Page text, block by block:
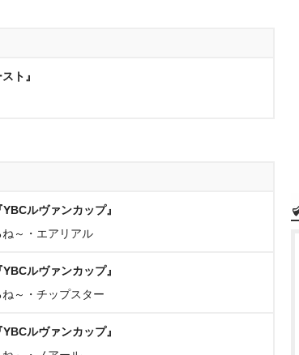
ト』
ルヴァンカップ』
～・エアリアル
ルヴァンカップ』
～・チップスター
ルヴァンカップ』